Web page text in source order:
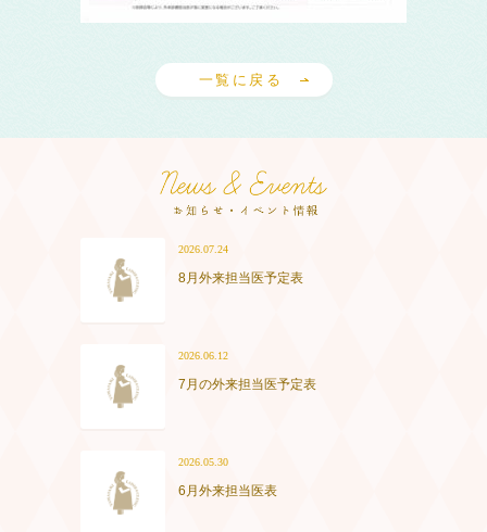
一覧に戻る
2026.07.24
8月外来担当医予定表
2026.06.12
7月の外来担当医予定表
2026.05.30
6月外来担当医表